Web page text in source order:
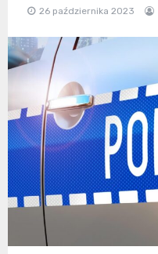
26 października 2023